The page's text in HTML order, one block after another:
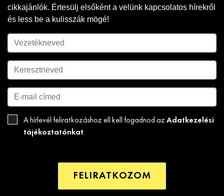
cikkajánlók. Értesülj elsőként a velünk kapcsolatos hírekről
és less be a kulisszák mögé!
A hírlevél feliratkozáshoz ell kell fogadnod az Adatkezelési
tájékoztatónkat.
FELIRATKOZOM